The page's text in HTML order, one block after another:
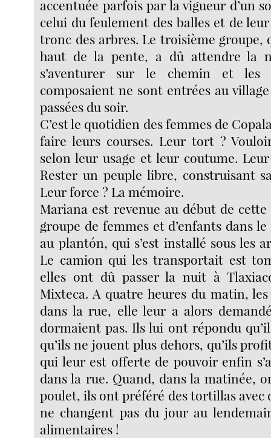
accentuée parfois par la vigueur d’un
celui du feulement des balles et de
tronc des arbres. Le troisième groupe,
haut de la pente, a dû attendre la
s’aventurer sur le chemin et
composaient ne sont entrées au village
passées du soir.
C’est le quotidien des femmes de
faire leurs courses. Leur tort ?
selon leur usage et leur coutume.
Rester un peuple libre, construisant
Leur force ? La mémoire.
Mariana est revenue au début de
groupe de femmes et d’enfants dans
au plantón, qui s’est installé sous les
Le camion qui les transportait est
elles ont dû passer la nuit à
Mixteca. A quatre heures du matin,
dans la rue, elle leur a alors
dormaient pas. Ils lui ont répondu
qu’ils ne jouent plus dehors, qu’ils
qui leur est offerte de pouvoir enfin
dans la rue. Quand, dans la matinée,
poulet, ils ont préféré des tortillas avec
ne changent pas du jour au
alimentaires !